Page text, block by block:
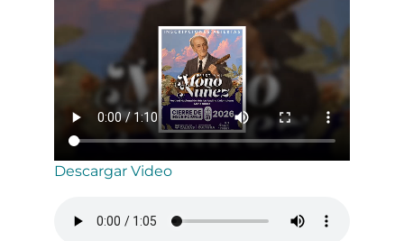
Descargar Video